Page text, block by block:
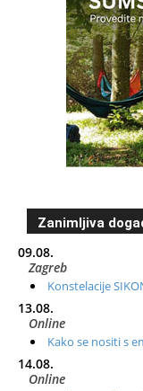
Zanimljiva
09.08.
Zagreb
Konstelacije
13.08.
Online
Kako se nositi s
14.08.
Online